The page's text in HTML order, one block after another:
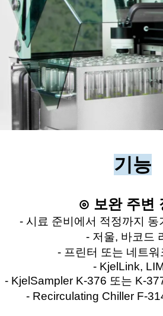
기능
⊙ 보완 주변
- 시료 준비에서 적정까지 동
- 저울, 바코드
- 프린터 또는 네트워
- KjelLink,
- KjelSampler K-376 또는 K-
- Recirculating Chiller F-